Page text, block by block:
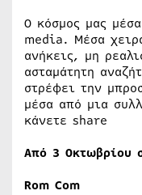
Ο κόσμος μας
media. Μέσα
ανήκεις, μη
ασταμάτητη
στρέφει την
μέσα από μια
κάνετε share
Από 3 Οκτωβρίου
Rom Com